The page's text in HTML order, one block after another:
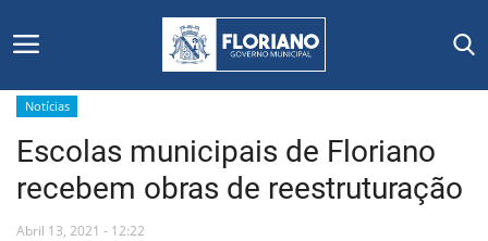
Início
Editais
Notícias
Escolas municipais de Floriano
recebem obras de reestruturação
Abril 13, 2021 - 12:22